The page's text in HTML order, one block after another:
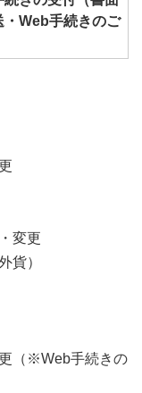
・Web手続きのご
変更
貨）
（※Web手続きの